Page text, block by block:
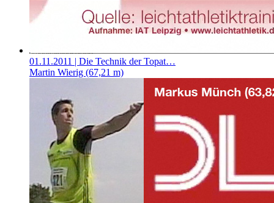
01.11.2011 | Die Technik der Topat…
Martin Wierig (67,21 m)